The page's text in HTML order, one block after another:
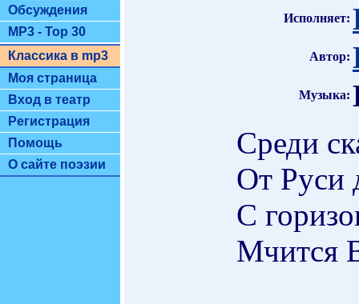
Обсуждения
MP3 - Top 30
Классика в mp3
Моя страница
Вход в театр
Регистрация
Помощь
О сайте поэзии
Исполняет:
Автор:
Музыка:
Среди
От Руси
С
Мчится